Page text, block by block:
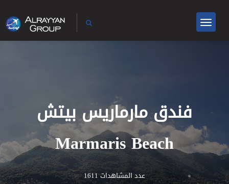
فندق مارماريس بيتش
Marmaris Beach
عدد المشاهدات 1611